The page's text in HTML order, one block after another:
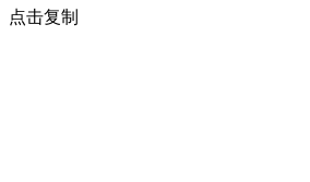
点击复制